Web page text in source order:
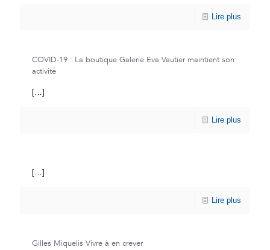
Lire plus
COVID-19 : La boutique Galerie Eva Vautier maintient son
activité
[…]
Lire plus
[…]
Lire plus
Gilles Miquelis Vivre à en crever